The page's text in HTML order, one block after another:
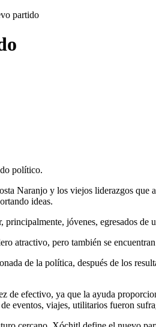
partido
político.
Naranjo y los viejos liderazgos
ideas.
principalmente, jóvenes, egresados
atractivo, pero también se
de la política, después de los
de efectivo, ya que la ayuda
eventos, viajes, utilitarios fueron